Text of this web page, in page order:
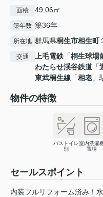
面積 49.06㎡
築年数 築36年
所在地 群馬県桐生市相生町
交通 上毛電鉄 「桐生球場
わたらせ渓谷鉄道 「
東武桐生線 「相老 」
物件の特徴
バストイレ
別
室内洗濯
置場
セールスポイント
内装フルリフォーム済み！